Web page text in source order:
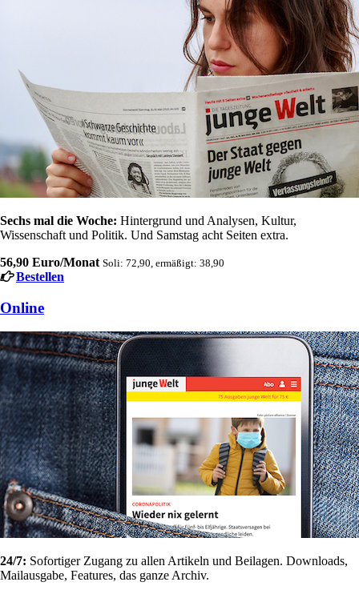
Sechs mal die Woche: Hintergrund und Analysen, Kultur,
Wissenschaft und Politik. Und Samstag acht Seiten extra.
56,90 Euro/Monat Soli: 72,90, ermäßigt: 38,90
Bestellen
Online
24/7: Sofortiger Zugang zu allen Artikeln und Beilagen. Downloads,
Mailausgabe, Features, das ganze Archiv.